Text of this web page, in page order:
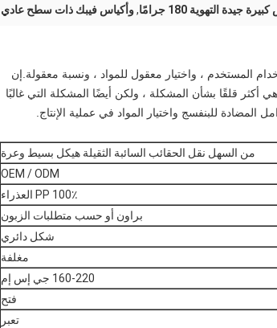
جيدة التهوية 180 جرامًا ,وأكياس فيبك ذات سطح عادي
المستخدم ، واختيار معقول للمواد ، ونسبة معقولة.إن
قلقًا بشأن المشكلة ، ولكن أيضًا المشكلة التي غالبًا
المضادة للبنفسج واختيار المواد في عملية الإنتاج.
من السهل نقل الحقائب السائبة الثقيلة هيكل بسيط وعرة
OEM / ODM
100٪ PP العذراء
براون أو حسب متطلبات الزبون
شكل دائري
مغلفة
160-220 جي إس إم
فتح
تعبر